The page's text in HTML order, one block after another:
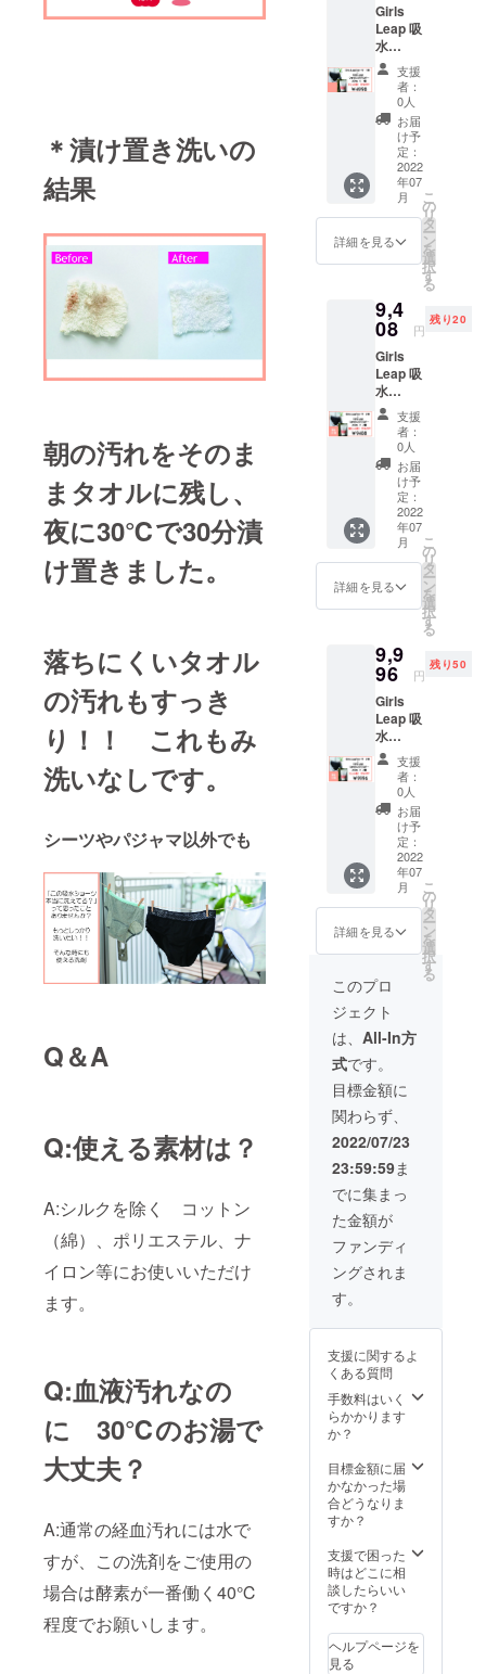
＊漬け置き洗いの
結果
朝の汚れをそのま
まタオルに残し、
夜に30℃で30分漬
け置きました。
落ちにくいタオル
の汚れもすっき
り！！ これもみ
洗いなしです。
シーツやパジャマ以外でも
Q＆A
Q:使える素材は？
A:シルクを除く コットン
（綿）、ポリエステル、ナ
イロン等にお使いいただけ
ます。
Q:血液汚れなの
に 30℃のお湯で
大丈夫？
A:通常の経血汚れには水で
すが、この洗剤をご使用の
場合は酵素が一番働く40℃
程度でお願いします。
Girls
Leap 吸
水
ショー
ツ1枚
＋ 経
血専用
洗剤
200g
ショー
ツサイ
ズは
ジュニ
ア・
M・Lか
ます
支援
者：
0人
お届
け予
定：
2022
年07
月
詳細を見る
こ
の
リ
タ
ー
ン
を
選
択
す
る
9,4
08 円
残り20
Girls
Leap 吸
水
ショー
ツ 2
枚
＋ 経
血専用
洗剤
200g
2個 通
常価格
より２
０％OF
F 限定
数20個
支援
者：
0人
お届
け予
定：
2022
年07
月
詳細を見る
こ
の
リ
タ
ー
ン
を
選
択
す
る
9,9
96 円
残り50
Girls
Leap 吸
水
ショー
ツ 2
枚
＋ 経
血専用
洗剤
200g
2個 通
常価格
より１
５％OF
F 限定
数50個
支援
者：
0人
お届
け予
定：
2022
年07
月
詳細を見る
こ
の
リ
タ
ー
ン
を
選
択
す
る
このプロ
ジェクト
は、 All-In方
式です。
目標金額に
関わらず、
2022/07/23
23:59:59ま
でに集まっ
た金額が
ファンディ
ングされま
す。
支援に関するよ
くある質問
手数料はいく
らかかります
か？
目標金額に届
かなかった場
合どうなりま
すか？
支援で困った
時はどこに相
談したらいい
ですか？
ヘルプページを
見る